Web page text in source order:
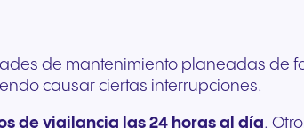
de mantenimiento planeadas de
causar ciertas interrupciones.
de vigilancia las 24 horas al día.